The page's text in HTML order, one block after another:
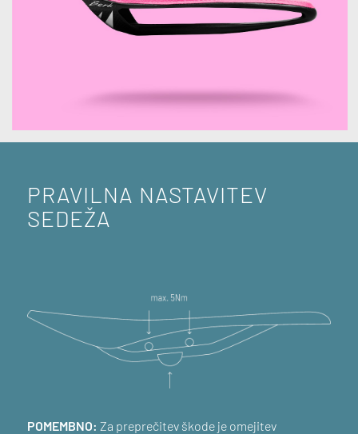
PRAVILNA NASTAVITEV
SEDEŽA
POMEMBNO: Za preprečitev škode je omejitev